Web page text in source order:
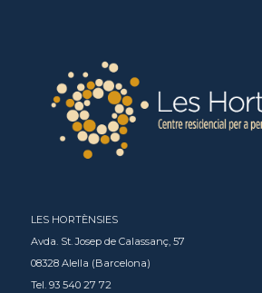
LES HORTÈNSIES
Avda. St. Josep de Calassanç, 57
08328 Alella (Barcelona)
Tel. 93 540 27 72